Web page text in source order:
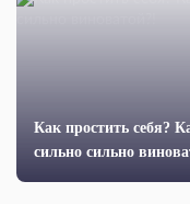
Как простить себя?
сильно сильно